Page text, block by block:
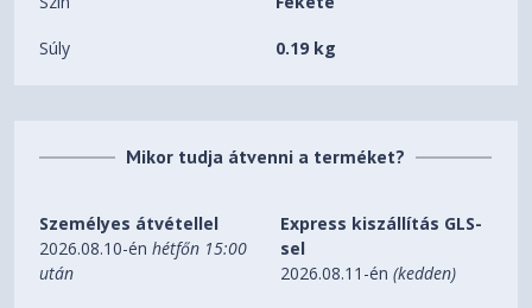
Súly 0.19 kg
Mikor tudja átvenni a terméket?
Személyes átvétellel
2026.08.10-énhétfőn 15:00
után
Express kiszállítás GLS-
sel
2026.08.11-én(kedden)